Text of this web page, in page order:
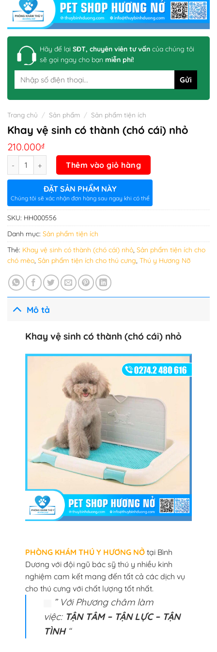
Hãy để lại SĐT, chuyên viên tư vấn của chúng tôi
sẽ gọi ngay cho bạn miễn phí!
Trang chủ / Sản phẩm / Sản phẩm tiện ích
Khay vệ sinh có thành (chó cái) nhỏ
210.000₫
Thêm vào giỏ hàng
ĐẶT SẢN PHẨM NÀY
Chúng tôi sẽ xác nhận đơn hàng sau ngay khi có thể
SKU: HH000556
Danh mục: Sản phẩm tiện ích
Thẻ: Khay vệ sinh có thành (chó cái) nhỏ, Sản phẩm tiện ích cho
chó mèo, Sản phẩm tiện ích cho thú cưng, Thú y Hương Nỡ
Mô tả
Khay vệ sinh có thành (chó cái) nhỏ
PHÒNG KHÁM THÚ Y HƯƠNG NỞtại Bình
Dương với đội ngũ bác sỹ thú y nhiều kinh
nghiệm cam kết mang đến tất cả các dịch vụ
cho thú cưng với chất lượng tốt nhất.
” Với Phương châm làm
việc: TẬN TÂM – TẬN LỰC – TẬN
TÌNH“